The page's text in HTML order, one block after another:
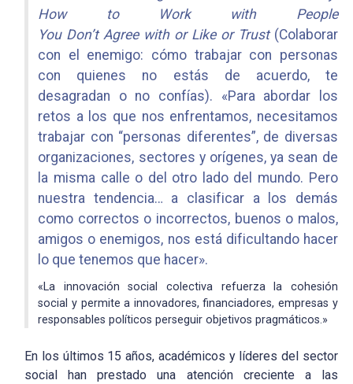
How to Work with People
You Don’t Agree with or Like or Trust(Colaborar
con el enemigo: cómo trabajar con personas
con quienes no estás de acuerdo, te
desagradan o no confías). «Para abordar los
retos a los que nos enfrentamos, necesitamos
trabajar con “personas diferentes”, de diversas
organizaciones, sectores y orígenes, ya sean de
la misma calle o del otro lado del mundo. Pero
nuestra tendencia… a clasificar a los demás
como correctos o incorrectos, buenos o malos,
amigos o enemigos, nos está dificultando hacer
lo que tenemos que hacer».
«La innovación social colectiva refuerza la cohesión
social y permite a innovadores, financiadores, empresas y
responsables políticos perseguir objetivos pragmáticos.»
En los últimos 15 años, académicos y líderes del sector
social han prestado una atención creciente a las